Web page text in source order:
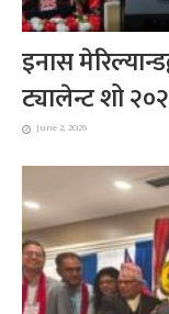
इनास
ट्यालेन्ट शो
June 2, 2026